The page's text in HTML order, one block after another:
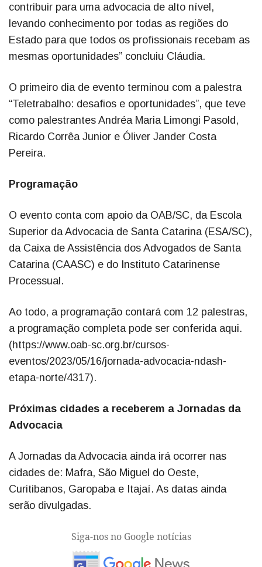
contribuir para uma advocacia de alto nível,
levando conhecimento por todas as regiões do
Estado para que todos os profissionais recebam as
mesmas oportunidades” concluiu Cláudia.
O primeiro dia de evento terminou com a palestra
“Teletrabalho: desafios e oportunidades”, que teve
como palestrantes Andréa Maria Limongi Pasold,
Ricardo Corrêa Junior e Óliver Jander Costa
Pereira.
Programação
O evento conta com apoio da OAB/SC, da Escola
Superior da Advocacia de Santa Catarina (ESA/SC),
da Caixa de Assistência dos Advogados de Santa
Catarina (CAASC) e do Instituto Catarinense
Processual.
Ao todo, a programação contará com 12 palestras,
a programação completa pode ser conferida aqui.
(https://www.oab-sc.org.br/cursos-
eventos/2023/05/16/jornada-advocacia-ndash-
etapa-norte/4317).
Próximas cidades a receberem a Jornadas da
Advocacia
A Jornadas da Advocacia ainda irá ocorrer nas
cidades de: Mafra, São Miguel do Oeste,
Curitibanos, Garopaba e Itajaí. As datas ainda
serão divulgadas.
Siga-nos no Google notícias